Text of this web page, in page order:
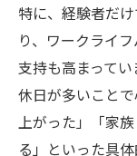
特に、経験者だ
り、ワークライ
支持も高まって
休日が多いこと
上がった」「家
る」といった具